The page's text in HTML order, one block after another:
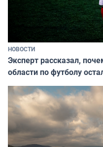
НОВОСТИ
Эксперт рассказал,
области по футболу